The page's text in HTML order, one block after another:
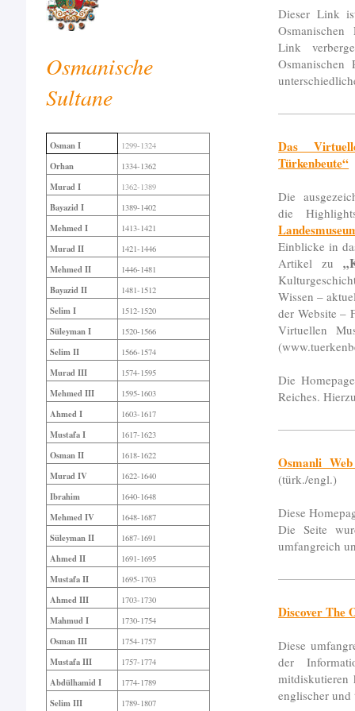
Dieser Link
Link
Das
Türkenbeute“
Die
die
Einblicke in
Artikel zu
Wissen –
der Website –
Virtuellen
Die
Reiches.
Osmanli
(türk./engl.)
Diese
Die Seite
umfangreich
Discover The
Diese
der
mitdiskutieren
englischer und
Osmanische
Sultane
Osman I 1299-1324
Orhan 1334-1362
Murad I 1362-1389
Bayazid I 1389-1402
Mehmed I 1413-1421
Murad II 1421-1446
Mehmed II 1446-1481
Bayazid II 1481-1512
Selim I 1512-1520
Süleyman I 1520-1566
Selim II 1566-1574
Murad III 1574-1595
Mehmed III 1595-1603
Ahmed I 1603-1617
Mustafa I 1617-1623
Osman II 1618-1622
Murad IV 1622-1640
Ibrahim 1640-1648
Mehmed IV 1648-1687
Süleyman II 1687-1691
Ahmed II 1691-1695
Mustafa II 1695-1703
Ahmed III 1703-1730
Mahmud I 1730-1754
Osman III 1754-1757
Mustafa III 1757-1774
Abdülhamid I 1774-1789
Selim III 1789-1807